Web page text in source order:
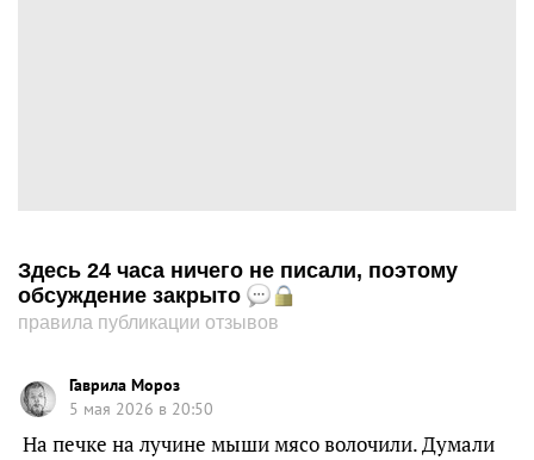
Здесь 24 часа ничего не писали, поэтому
обсуждение закрыто
правила публикации отзывов
Гаврила Мороз
5 мая 2026 в 20:50
На печке на лучине мыши мясо волочили. Думали